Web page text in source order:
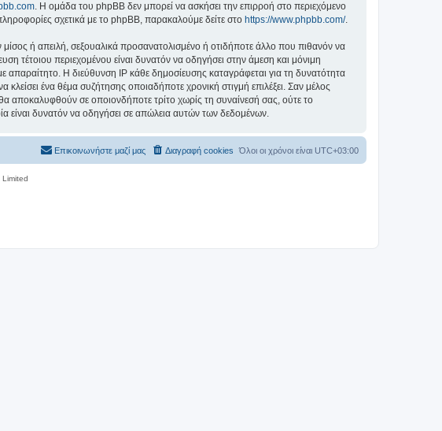
. Η ομάδα του phpBB δεν μπορεί να ασκήσει την επιρροή στο περιεχόμενο
σχετικά με το phpBB, παρακαλούμε δείτε στο https://www.phpbb.com/.
ή απειλή, σεξουαλικά προσανατολισμένο ή οτιδήποτε άλλο που πιθανόν να
τέτοιου περιεχομένου είναι δυνατόν να οδηγήσει στην άμεση και μόνιμη
Η διεύθυνση IP κάθε δημοσίευσης καταγράφεται για τη δυνατότητα
ένα θέμα συζήτησης οποιαδήποτε χρονική στιγμή επιλέξει. Σαν μέλος
αποκαλυφθούν σε οποιονδήποτε τρίτο χωρίς τη συναίνεσή σας, ούτε το
είναι δυνατόν να οδηγήσει σε απώλεια αυτών των δεδομένων.
Όλοι οι χρόνοι είναι UTC+03:00
Διαγραφή cookies
Επικοινωνήστε μαζί μας